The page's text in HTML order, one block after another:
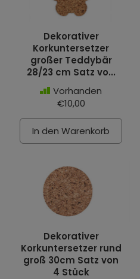
Dekorativer
Korkuntersetzer
großer Teddybär
28/23 cm Satz vo...
Vorhanden
€10,00
In den Warenkorb
Dekorativer
Korkuntersetzer rund
groß 30cm Satz von
4 Stück